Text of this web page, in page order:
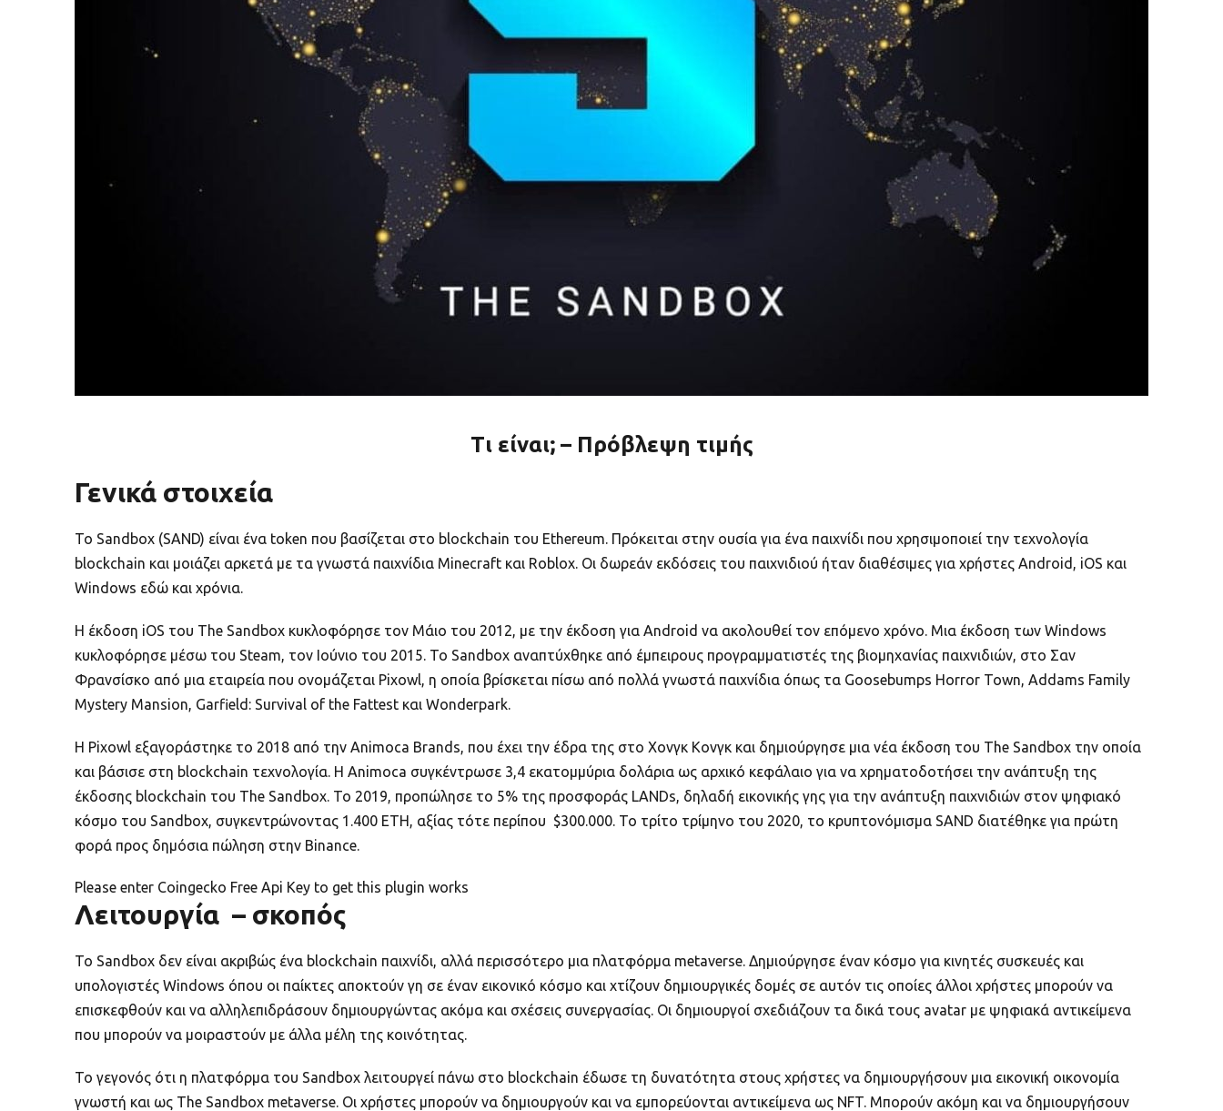
Τι είναι; – Πρόβλεψη τιμής
Γενικά στοιχεία
Το Sandbox (SAND) είναι ένα token που βασίζεται στο blockchain του Ethereum. Πρόκειται στην ουσία για ένα παιχνίδι που χρησιμοποιεί την τεχνολογία
blockchain και μοιάζει αρκετά με τα γνωστά παιχνίδια Minecraft και Roblox. Οι δωρεάν εκδόσεις του παιχνιδιού ήταν διαθέσιμες για χρήστες Android, iOS και
Windows εδώ και χρόνια.
Η έκδοση iOS του The Sandbox κυκλοφόρησε τον Μάιο του 2012, με την έκδοση για Android να ακολουθεί τον επόμενο χρόνο. Μια έκδοση των Windows
κυκλοφόρησε μέσω του Steam, τον Ιούνιο του 2015. Το Sandbox αναπτύχθηκε από έμπειρους προγραμματιστές της βιομηχανίας παιχνιδιών, στο Σαν
Φρανσίσκο από μια εταιρεία που ονομάζεται Pixowl, η οποία βρίσκεται πίσω από πολλά γνωστά παιχνίδια όπως τα Goosebumps Horror Town, Addams Family
Mystery Mansion, Garfield: Survival of the Fattest και Wonderpark.
Η Pixowl εξαγοράστηκε το 2018 από την Animoca Brands, που έχει την έδρα της στο Χονγκ Κονγκ και δημιούργησε μια νέα έκδοση του The Sandbox την οποία
και βάσισε στη blockchain τεχνολογία. Η Animoca συγκέντρωσε 3,4 εκατομμύρια δολάρια ως αρχικό κεφάλαιο για να χρηματοδοτήσει την ανάπτυξη της
έκδοσης blockchain του The Sandbox. Το 2019, προπώλησε το 5% της προσφοράς LANDs, δηλαδή εικονικής γης για την ανάπτυξη παιχνιδιών στον ψηφιακό
κόσμο του Sandbox, συγκεντρώνοντας 1.400 ETH, αξίας τότε περίπου $300.000. Το τρίτο τρίμηνο του 2020, το κρυπτονόμισμα SAND διατέθηκε για πρώτη
φορά προς δημόσια πώληση στην Binance.
Please enter Coingecko Free Api Key to get this plugin works
Λειτουργία – σκοπός
Το Sandbox δεν είναι ακριβώς ένα blockchain παιχνίδι, αλλά περισσότερο μια πλατφόρμα metaverse. Δημιούργησε έναν κόσμο για κινητές συσκευές και
υπολογιστές Windows όπου οι παίκτες αποκτούν γη σε έναν εικονικό κόσμο και χτίζουν δημιουργικές δομές σε αυτόν τις οποίες άλλοι χρήστες μπορούν να
επισκεφθούν και να αλληλεπιδράσουν δημιουργώντας ακόμα και σχέσεις συνεργασίας. Οι δημιουργοί σχεδιάζουν τα δικά τους avatar με ψηφιακά αντικείμενα
που μπορούν να μοιραστούν με άλλα μέλη της κοινότητας.
Το γεγονός ότι η πλατφόρμα του Sandbox λειτουργεί πάνω στο blockchain έδωσε τη δυνατότητα στους χρήστες να δημιουργήσουν μια εικονική οικονομία
γνωστή και ως The Sandbox metaverse. Οι χρήστες μπορούν να δημιουργούν και να εμπορεύονται αντικείμενα ως NFT. Μπορούν ακόμη και να δημιουργήσουν